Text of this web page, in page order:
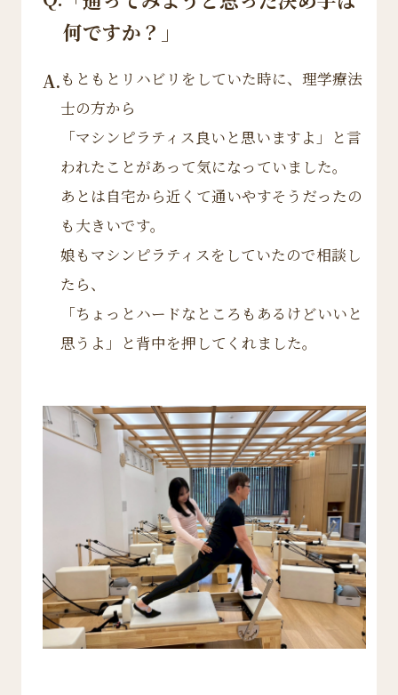
何ですか？」
A.もともとリハビリをしていた時に、理学療法
士の方から
「マシンピラティス良いと思いますよ」と言
われたことがあって気になっていました。
あとは自宅から近くて通いやすそうだったの
も大きいです。
娘もマシンピラティスをしていたので相談し
たら、
「ちょっとハードなところもあるけどいいと
思うよ」と背中を押してくれました。